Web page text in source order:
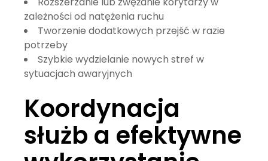
zależności od natężenia ruchu
Tworzenie dodatkowych przejść w razie
potrzeby
Szybkie wydzielanie nowych stref w
sytuacjach awaryjnych
Koordynacja
służb a efektywne